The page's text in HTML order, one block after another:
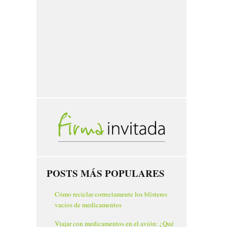
POSTS MÁS POPULARES
Cómo reciclar correctamente los blísteres
vacíos de medicamentos
Viajar con medicamentos en el avión: ¿Qué